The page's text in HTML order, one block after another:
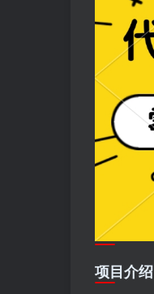
项目介绍